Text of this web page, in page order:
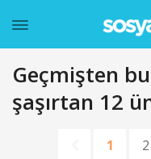
Geçmişten
şaşırtan 12
1 2